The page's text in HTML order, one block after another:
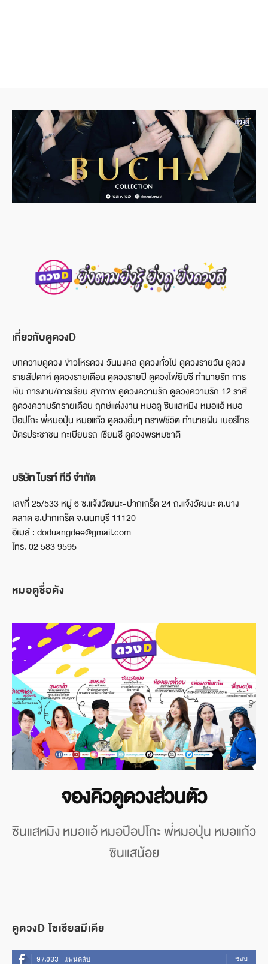
เกี่ยวกับดูดวงD
บทความดูดวง ข่าวโหรดวง วันมงคล ดูดวงทั่วไป ดูดวงรายวัน ดูดวง
รายสัปดาห์ ดูดวงรายเดือน ดูดวงรายปี ดูดวงไพ่ยิบซี ทำนายรัก การ
เงิน การงาน/การเรียน สุขภาพ ดูดวงความรัก ดูดวงความรัก 12 ราศี
ดูดวงความรักรายเดือน ฤกษ์แต่งงาน หมอดู ซินแสหมิง หมอแอ้ หมอ
ป๊อปโกะ พี่หมอปุ่น หมอแก้ว ดูดวงอื่นๆ กราฟชีวิต ทำนายฝัน เบอร์โทร
บัตรประชาชน ทะเบียนรถ เซียมซี ดูดวงพรหมชาติ
บริษัท ไบรท์ ทีวี จำกัด
เลขที่ 25/533 หมู่ 6 ซ.แจ้งวัฒนะ-ปากเกร็ด 24 ถ.แจ้งวัฒนะ ต.บาง
ตลาด อ.ปากเกร็ด จ.นนทบุรี 11120
อีเมล์ : doduangdee@gmail.com
โทร. 02 583 9595
หมอดูชื่อดัง
จองคิวดูดวงส่วนตัว
ซินแสหมิง หมอแอ้ หมอป๊อปโกะ พี่หมอปุ่น หมอแก้ว
ซินแสน้อย
ดูดวงD โซเชียลมีเดีย
97,033 แฟนคลับ ชอบ